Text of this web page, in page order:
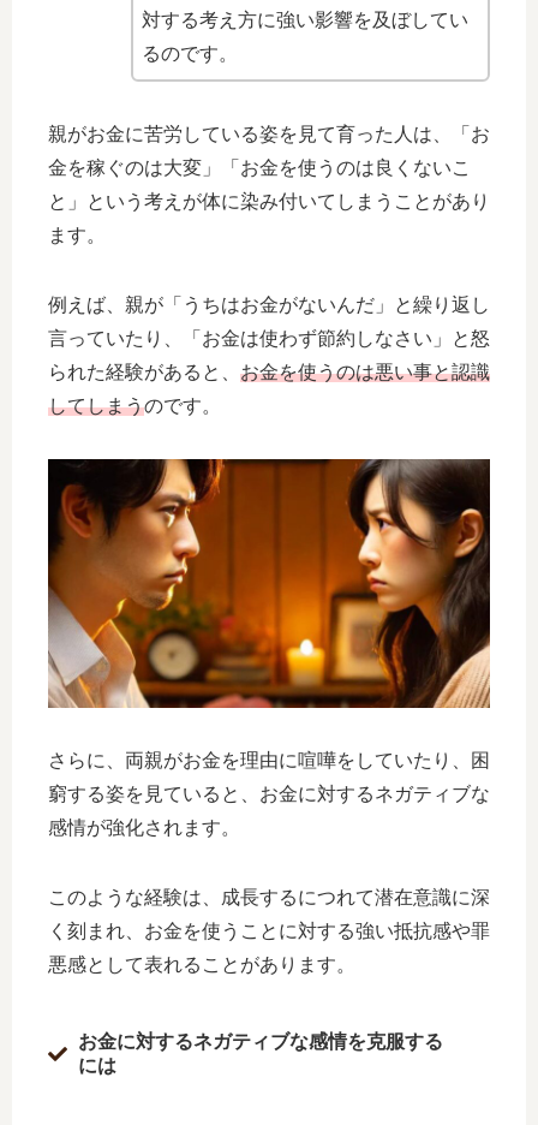
対する考え方に強い影響を及ぼしてい
るのです。
親がお金に苦労している姿を見て育った人は、「お
金を稼ぐのは大変」「お金を使うのは良くないこ
と」という考えが体に染み付いてしまうことがあり
ます。
例えば、親が「うちはお金がないんだ」と繰り返し
言っていたり、「お金は使わず節約しなさい」と怒
られた経験があると、 お金を使うのは悪い事と認識
してしまうのです。
さらに、両親がお金を理由に喧嘩をしていたり、困
窮する姿を見ていると、お金に対するネガティブな
感情が強化されます。
このような経験は、成長するにつれて潜在意識に深
く刻まれ、お金を使うことに対する強い抵抗感や罪
悪感として表れることがあります。
お金に対するネガティブな感情を克服する
には